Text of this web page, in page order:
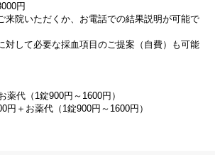
円
来院いただくか、お電話での結果説明が可能で
対して必要な採血項目のご提案（自費）も可能
薬代（1錠900円～1600円）
円＋お薬代（1錠900円～1600円）